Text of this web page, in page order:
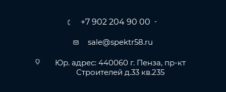
+7 902 204 90 00
sale@spektr58.ru
Юр. адрес: 440060 г. Пенза, пр-кт
Строителей д.33 кв.235